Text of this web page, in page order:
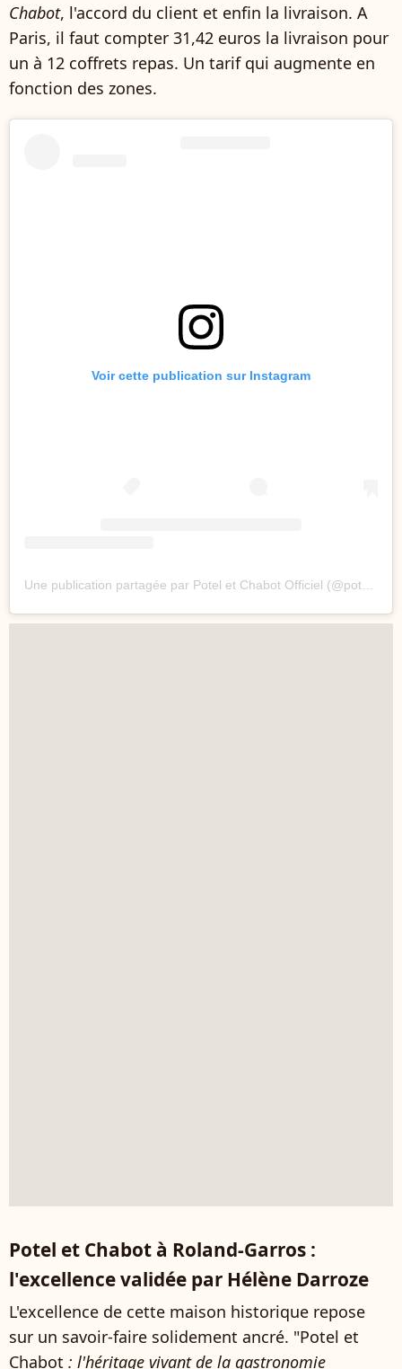
Chabot, l'accord du client et enfin la livraison. A
Paris, il faut compter 31,42 euros la livraison pour
un à 12 coffrets repas. Un tarif qui augmente en
fonction des zones.
Voir cette publication sur Instagram
Potel et Chabot à Roland-Garros :
l'excellence validée par Hélène Darroze
L'excellence de cette maison historique repose
sur un savoir-faire solidement ancré. "Potel et
Chabot : l'héritage vivant de la gastronomie